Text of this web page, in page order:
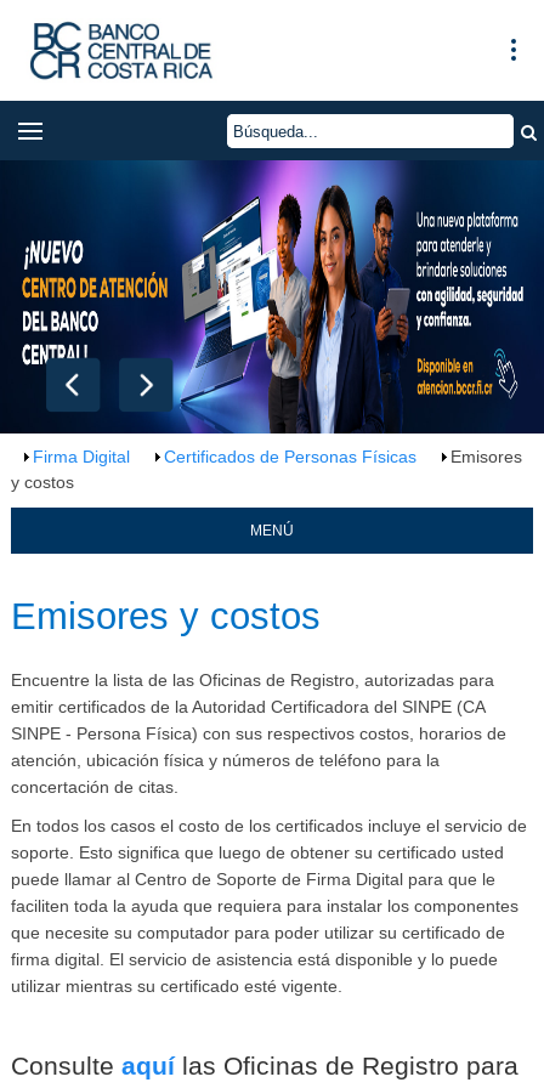
Firma Digital Certificados de Personas Físicas
Emisores
y costos
MENÚ
​​​​​​​​​​​​​​​​​​Emisores y costos
Encuentre la lista de las Oficinas de Registro, autorizadas para
emitir certificados de la Autoridad Certificadora del SINPE (CA
SINPE - Persona Física) con sus respectivos costos, horarios de
atención, ubicación física y números de teléfono para la
concertación de citas.
En todos los casos el costo de los certificados incluye el servicio de
soporte. Esto significa que luego de obtener su certificado usted
puede llamar al Centro de Soporte de Firma Digital para que le
faciliten toda la ayuda que requiera para instalar los componentes
que necesite su computador para poder utilizar su certificado de
firma digital. El servicio de asistencia está disponible y lo puede
utilizar mientras su certificado esté vigente.
Consulte aquí las Oficinas de Registro para